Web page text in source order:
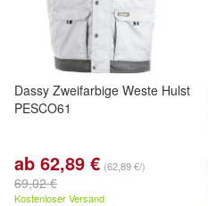
Dassy Zweifarbige Weste Hulst
PESCO61
ab 62,89 € (62,89 €/)
69,02 €
Kostenloser Versand